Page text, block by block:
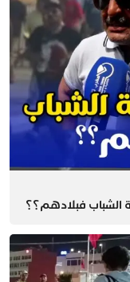
الشباب فبلادهم؟؟